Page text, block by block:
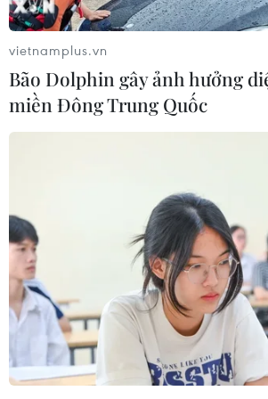
Làn sóng tấn công mạng nhằm vào
các quỹ đầu cơ lớn của Mỹ
06/08/2026 06:47
Đồng USD trước bước ngoặt do
Lãi suất ngân hàng ngày 6/8: Kỳ
3 tháng đang được mức lãi suất tối
06/08/2026 00:06
Mỹ phát tín hiệu ủng hộ ổn định
vietnamplus.vn
Bão Dolphin gây ảnh hưởng
miền Đông Trung Quốc